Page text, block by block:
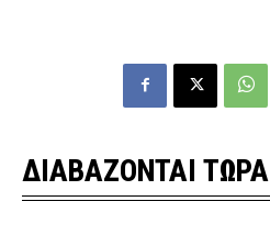
ΔΙΑΒΑΖΟΝΤΑΙ ΤΩΡΑ